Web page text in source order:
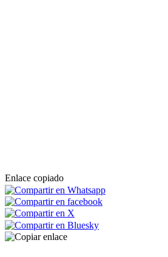
Enlace copiado